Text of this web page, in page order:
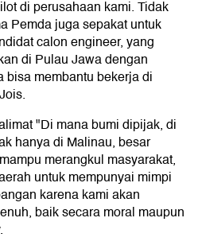
di perusahaan kami. Tidak
Pemda juga sepakat untuk
calon engineer, yang
di Pulau Jawa dengan
bisa membantu bekerja di
"Di mana bumi dipijak, di
hanya di Malinau, besar
merangkul masyarakat,
untuk mempunyai mimpi
karena kami akan
baik secara moral maupun